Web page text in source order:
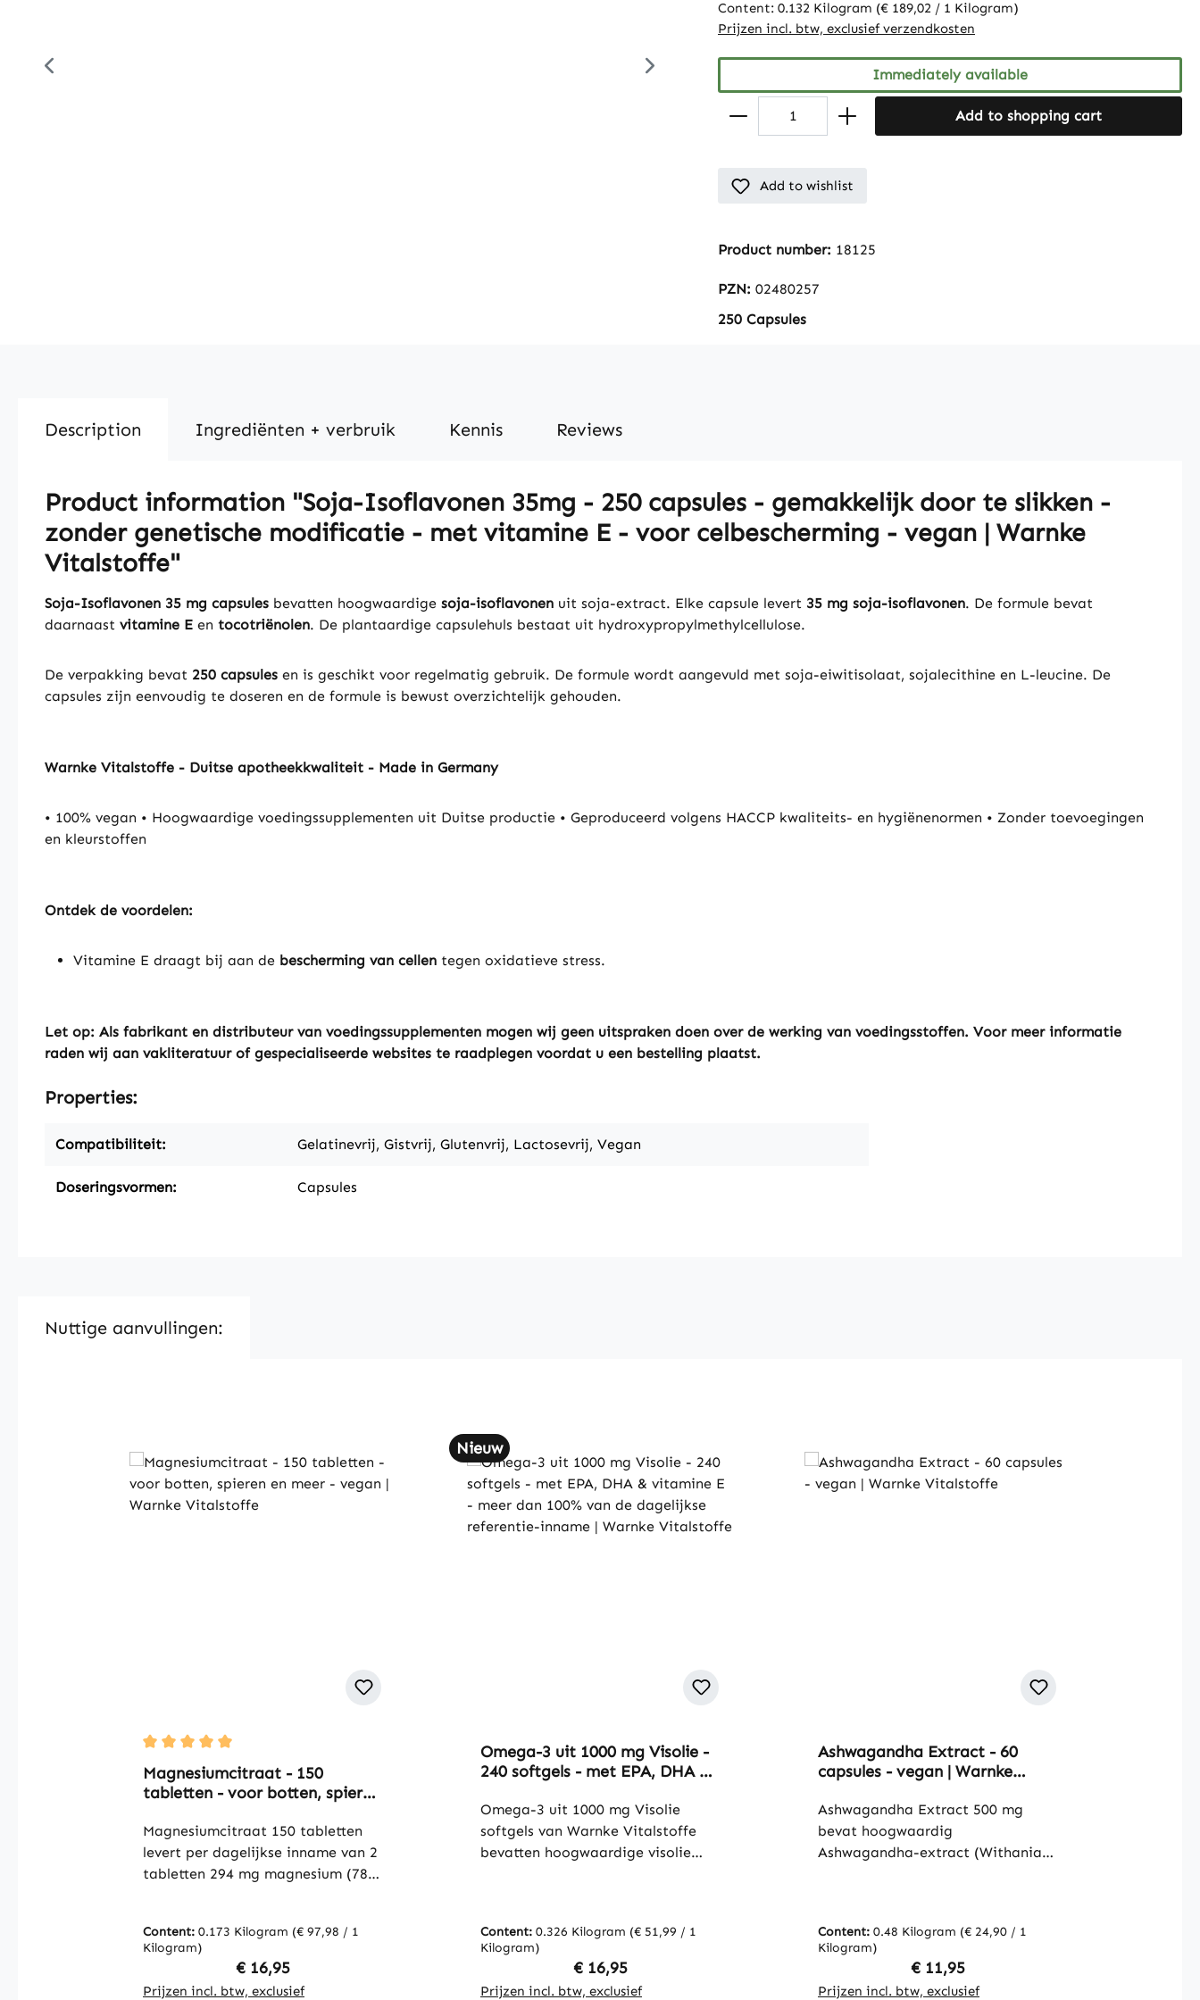
Content: 0.132 Kilogram (€ 189,02 / 1 Kilogram)
Prijzen incl. btw, exclusief verzendkosten
Immediately available
Add to shopping cart
Add to wishlist
Product number: 18125
PZN: 02480257
250 Capsules
Description Ingrediënten + verbruik Kennis Reviews
Product information "Soja-Isoflavonen 35mg - 250 capsules - gemakkelijk door te slikken -
zonder genetische modificatie - met vitamine E - voor celbescherming - vegan | Warnke
Vitalstoffe"
Soja-Isoflavonen 35 mg capsules bevatten hoogwaardige soja-isoflavonen uit soja-extract. Elke capsule levert 35 mg soja-isoflavonen. De formule bevat
daarnaast vitamine E en tocotriënolen. De plantaardige capsulehuls bestaat uit hydroxypropylmethylcellulose.
De verpakking bevat 250 capsules en is geschikt voor regelmatig gebruik. De formule wordt aangevuld met soja-eiwitisolaat, sojalecithine en L-leucine. De
capsules zijn eenvoudig te doseren en de formule is bewust overzichtelijk gehouden.
Warnke Vitalstoffe - Duitse apotheekkwaliteit - Made in Germany
• 100% vegan • Hoogwaardige voedingssupplementen uit Duitse productie • Geproduceerd volgens HACCP kwaliteits- en hygiënenormen • Zonder toevoegingen
en kleurstoffen
Ontdek de voordelen:
Vitamine E draagt bij aan de bescherming van cellen tegen oxidatieve stress.
Let op: Als fabrikant en distributeur van voedingssupplementen mogen wij geen uitspraken doen over de werking van voedingsstoffen. Voor meer informatie
raden wij aan vakliteratuur of gespecialiseerde websites te raadplegen voordat u een bestelling plaatst.
Properties:
Compatibiliteit: Gelatinevrij, Gistvrij, Glutenvrij, Lactosevrij, Vegan
Doseringsvormen: Capsules
Nuttige aanvullingen:
Average rating of 5 out of 5 stars
Magnesiumcitraat - 150
tabletten - voor botten, spieren
Vitalstoffe
Magnesiumcitraat 150 tabletten
levert per dagelijkse inname van 2
tabletten 294 mg magnesium (78%
organische magnesiumverbinding
en is ideaal als dagelijkse
aanvulling binnen een
Content: 0.173 Kilogram (€ 97,98 / 1
Kilogram)
Regular price:
€ 16,95
Prijzen incl. btw, exclusief
Nieuw
Omega-3 uit 1000 mg Visolie -
240 softgels - met EPA, DHA &
van de dagelijkse referentie-
inname | Warnke Vitalstoffe
Omega-3 uit 1000 mg Visolie
softgels van Warnke Vitalstoffe
bevatten hoogwaardige visolie
dagelijkse dosering levert het
product 3000 mg visolie, waarvan
540 mg EPA en 360 mg DHA,
Content: 0.326 Kilogram (€ 51,99 / 1
Kilogram)
Regular price:
€ 16,95
Prijzen incl. btw, exclusief
Ashwagandha Extract - 60
capsules - vegan | Warnke
Ashwagandha Extract 500 mg
bevat hoogwaardig
Ashwagandha-extract (Withania
eeuwenlang traditioneel gebruikt.
De capsules bevatten
microkristallijne cellulose als
Content: 0.48 Kilogram (€ 24,90 / 1
Kilogram)
Regular price:
€ 11,95
Prijzen incl. btw, exclusief